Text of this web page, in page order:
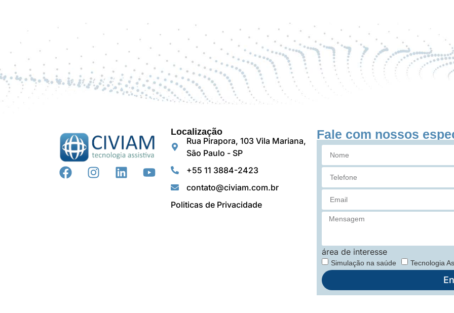
Localização
Rua Pirapora, 103 Vila Mariana,
São Paulo - SP
+55 11 3884-2423
contato@civiam.com.br
Politicas de Privacidade
Fale com nossos
área de interesse
Simulação na saúde Tecnologia